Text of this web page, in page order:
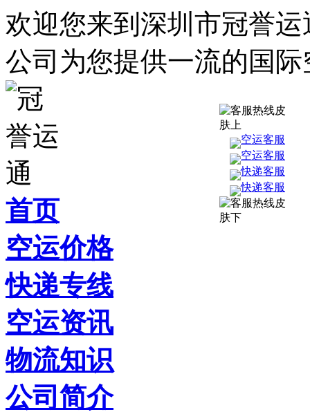
欢迎您来到深圳市冠誉
公司为您提供一流的国
首页
空运价格
快递专线
空运资讯
物流知识
公司简介
空运客服
空运客服
快递客服
快递客服